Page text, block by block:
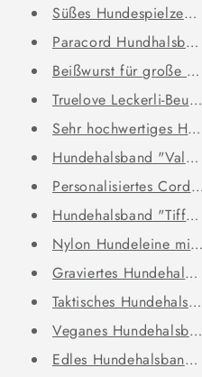
Süßes
Paracord
Beißwurst für große
Truelove Leckerli-
Sehr hochwertiges
Hundehalsband
Personalisiertes
Hundehalsband
Nylon Hundeleine mit
Graviertes
Taktisches
Veganes
Edles